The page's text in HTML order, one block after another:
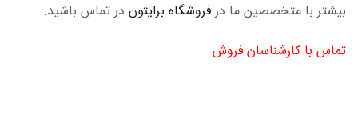
بیشتر با متخصصین ما در فروشگاه برایتون در تماس باشید.
تماس با کارشناسان فروش